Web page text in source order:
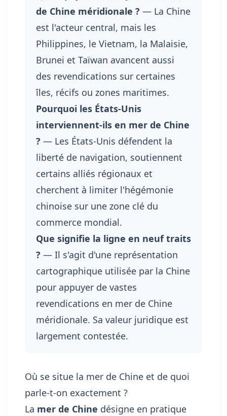
de Chine méridionale ? — La Chine
est l'acteur central, mais les
Philippines, le Vietnam, la Malaisie,
Brunei et Taïwan avancent aussi
des revendications sur certaines
îles, récifs ou zones maritimes.
Pourquoi les États-Unis
interviennent-ils en mer de Chine
? — Les États-Unis défendent la
liberté de navigation, soutiennent
certains alliés régionaux et
cherchent à limiter l'hégémonie
chinoise sur une zone clé du
commerce mondial.
Que signifie la ligne en neuf traits
? — Il s'agit d'une représentation
cartographique utilisée par la Chine
pour appuyer de vastes
revendications en mer de Chine
méridionale. Sa valeur juridique est
largement contestée.
Où se situe la mer de Chine et de quoi
parle-t-on exactement ?
La mer de Chine désigne en pratique